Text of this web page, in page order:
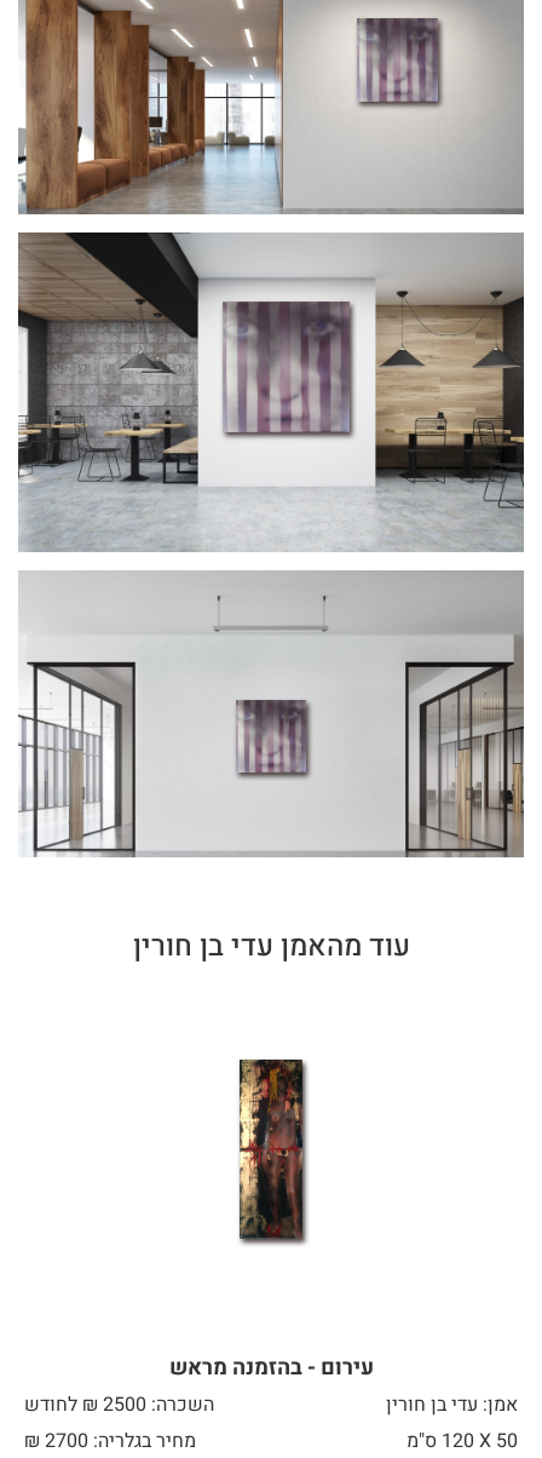
עוד מהאמן עדי בן חורין
עירום - בהזמנה מראש
אמן: עדי בן חורין
השכרה: 2500 ₪ לחודש
50 X
מחיר בגלריה: 2700 ₪